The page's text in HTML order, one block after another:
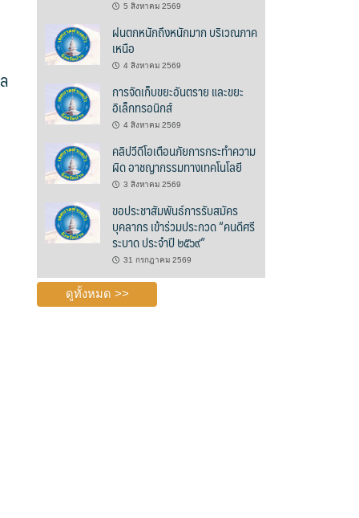
5 สิงหาคม 2569
ฝนตกหนักถึงหนักมาก บริเวณภาค
เหนือ
4 สิงหาคม 2569
การจัดเก็บขยะอันตราย และขยะ
อิเล็กทรอนิกส์
4 สิงหาคม 2569
คลิปวีดีโอเตือนภัยการกระทำความ
ผิด อาชญากรรมทางเทคโนโลยี
3 สิงหาคม 2569
ขอประชาสัมพันธ์การรับสมัคร
บุคลากร เข้าร่วมประกวด “คนดีศรี
ระบาด ประจำปี ๒๕๖๙”
31 กรกฎาคม 2569
ดูทั้งหมด >>